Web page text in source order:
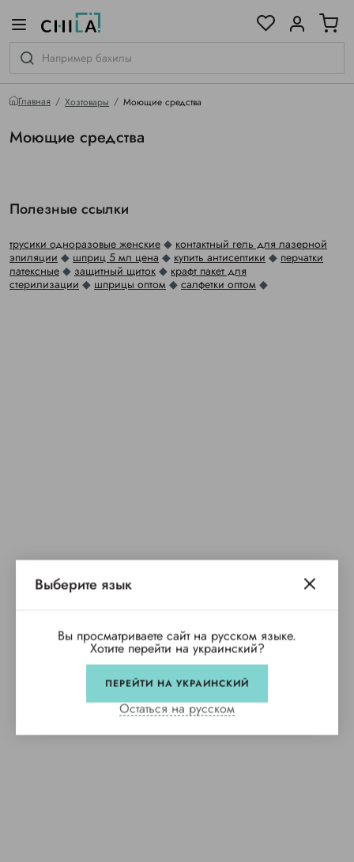
Главная Хозтовары Моющие средства
Моющие средства
Полезные ссылки
трусики одноразовые женские ◆ контактный гель для лазерной
эпиляции ◆ шприц 5 мл цена ◆ купить антисептики ◆ перчатки
латексные ◆ защитный щиток ◆ крафт пакет для
стерилизации ◆ шприцы оптом ◆ салфетки оптом ◆
гамме
Выберите язык
Вы просматриваете сайт на русском языке.
Хотите перейти на украинский?
ПЕРЕЙТИ НА УКРАИНСКИЙ
Остаться на русском